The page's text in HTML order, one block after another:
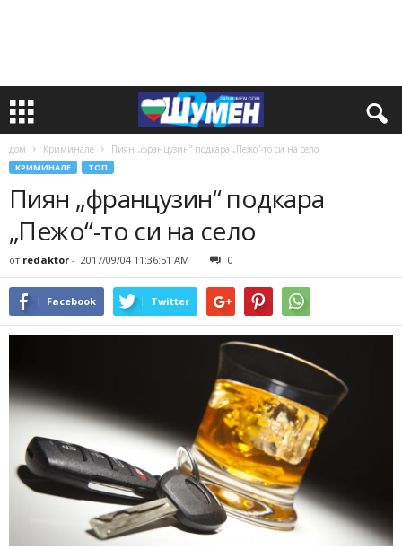
дом Криминале Пиян „французин“ подкара „Пежо“-то си на село
КРИМИНАЛЕ ТОП
Пиян „французин“ подкара
„Пежо“-то си на село
от redaktor - 2017/09/04 11:36:51 AM 0
Facebook Twitter